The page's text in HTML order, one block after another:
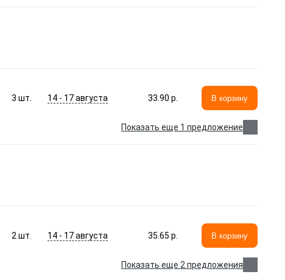
3 шт. 14 - 17 августа 33.90 p. В корзину
Показать еще 1 предложение
2 шт. 14 - 17 августа 35.65 p. В корзину
Показать еще 2 предложения